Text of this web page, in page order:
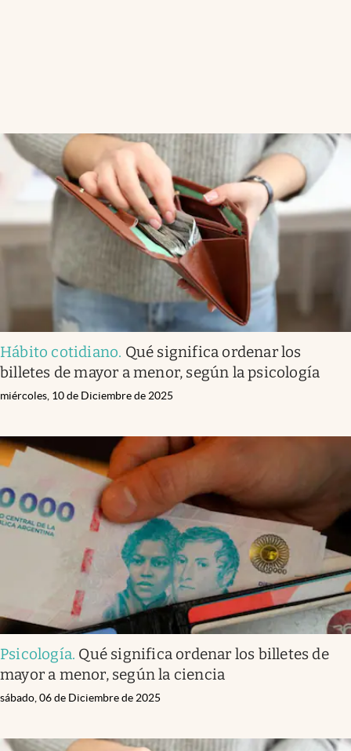
Hábito cotidiano. Qué significa ordenar los
billetes de mayor a menor, según la psicología
miércoles, 10 de Diciembre de 2025
Psicología. Qué significa ordenar los billetes de
mayor a menor, según la ciencia
sábado, 06 de Diciembre de 2025